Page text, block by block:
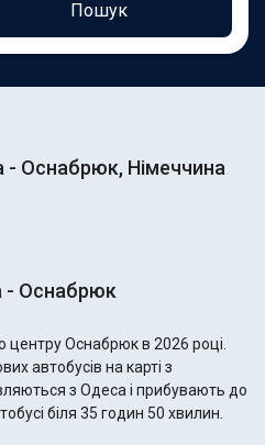
Пошук
- Оснабрюк, Німеччина
- Оснабрюк
Оснабрюк в 2026 році.
автобусів на карті з
з Одеса і прибувають до
біля 35 годин 50 хвилин.